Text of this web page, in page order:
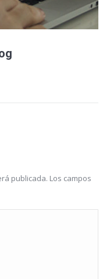
publicada. Los campos